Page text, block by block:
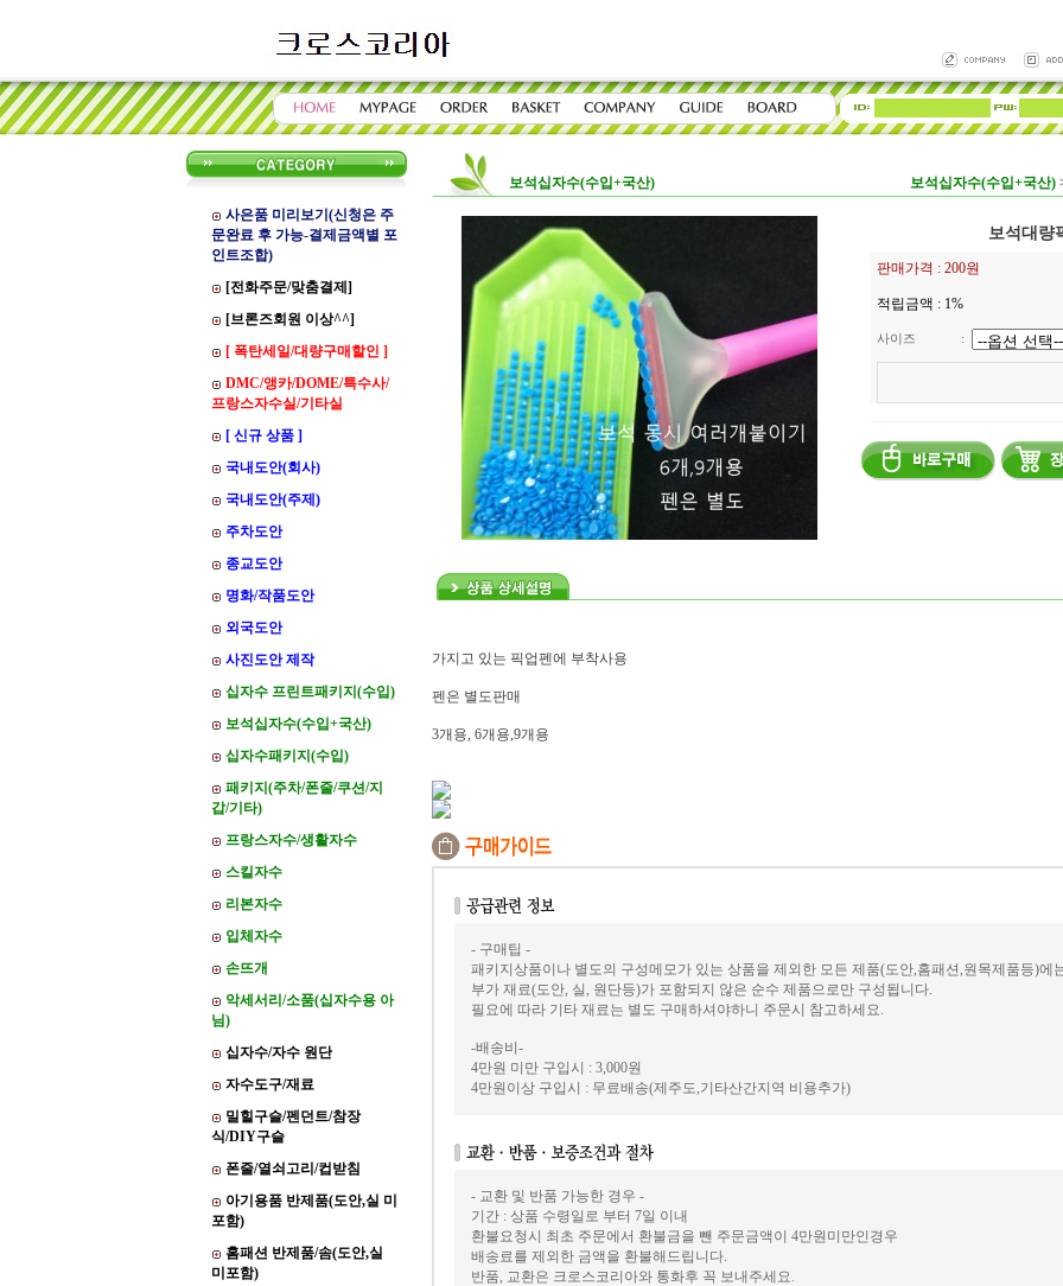
사은품 미리보기(신청은 주
문완료 후 가능-결제금액별 포
인트조합)
[전화주문/맞춤결제]
[브론즈회원 이상^^]
[ 폭탄세일/대량구매할인 ]
DMC/앵카/DOME/특수사/
프랑스자수실/기타실
[ 신규 상품 ]
국내도안(회사)
국내도안(주제)
주차도안
종교도안
명화/작품도안
외국도안
사진도안 제작
십자수 프린트패키지(수입)
보석십자수(수입+국산)
십자수패키지(수입)
패키지(주차/폰줄/쿠션/지
갑/기타)
프랑스자수/생활자수
스킬자수
리본자수
입체자수
손뜨개
악세서리/소품(십자수용 아
님)
십자수/자수 원단
자수도구/재료
밀힐구슬/펜던트/참장
식/DIY구슬
폰줄/열쇠고리/컵받침
아기용품 반제품(도안,실 미
포함)
홈패션 반제품/솜(도안,실
미포함)
보석십자수(수입+국산) 보석십자수(수입+국산)
보석대량
판매가격 : 200원
적립금액 : 1%
사이즈 :
가지고 있는 픽업펜에 부착사용
펜은 별도판매
3개용, 6개용,9개용
- 구매팁 -
패키지상품이나 별도의 구성메모가 있는 상품을 제외한 모든 제품(도안,홈패션,원목제품등)에
부가 재료(도안, 실, 원단등)가 포함되지 않은 순수 제품으로만 구성됩니다.
필요에 따라 기타 재료는 별도 구매하셔야하니 주문시 참고하세요.
-배송비-
4만원 미만 구입시 : 3,000원
4만원이상 구입시 : 무료배송(제주도,기타산간지역 비용추가)
- 교환 및 반품 가능한 경우 -
기간 : 상품 수령일로 부터 7일 이내
환불요청시 최초 주문에서 환불금을 뺀 주문금액이 4만원미만인경우
배송료를 제외한 금액을 환불해드립니다.
반품, 교환은 크로스코리아와 통화후 꼭 보내주세요.